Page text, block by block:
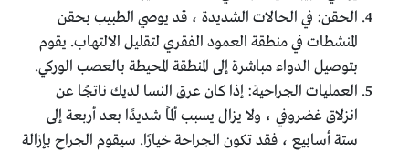
الحقن: في الحالات الشديدة ، قد يوصي الطبيب بحقن
المنشطات في منطقة العمود الفقري لتقليل الالتهاب. يقوم
بتوصيل الدواء مباشرة إلى المنطقة المحيطة بالعصب الوركي.
العمليات الجراحية: إذا كان عرق النسا لديك ناتجًا عن
انزلاق غضروفي ، ولا يزال يسبب ألمًا شديدًا بعد أربعة إلى
ستة أسابيع ، فقد تكون الجراحة خيارًا. سيقوم الجراح بإزالة